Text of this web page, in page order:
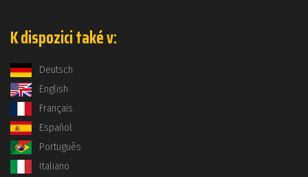
K dispozici také v:
Deutsch
English
Français
Español
Português
Italiano